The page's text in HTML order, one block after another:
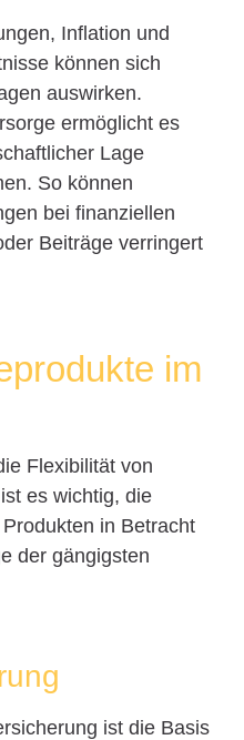
Inflation und
können sich
auswirken.
ermöglicht es
Lage
So können
bei finanziellen
Beiträge verringert
im
Flexibilität von
es wichtig, die
in Betracht
der gängigsten
ist die Basis